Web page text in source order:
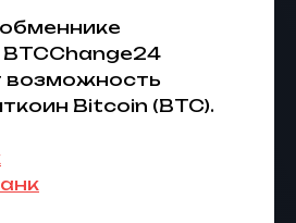
возможность
Bitcoin (BTC).